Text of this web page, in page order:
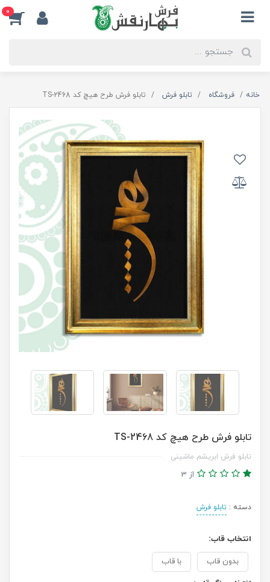
0
خانه فروشگاه تابلو فرش تابلو فرش طرح هیچ کد TS-2468
تابلو فرش طرح هیچ کد TS-2468
تابلو فرش ابریشم ماشینی
از 3
دسته : تابلو فرش
انتخاب قاب:
بدون قاب با قاب